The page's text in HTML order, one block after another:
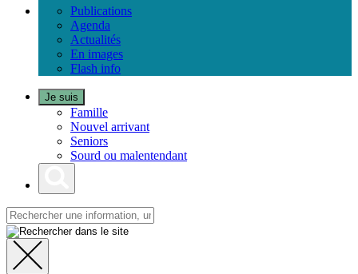
Publications
Agenda
Actualités
En images
Flash info
Je suis
Famille
Nouvel arrivant
Seniors
Sourd ou malentendant